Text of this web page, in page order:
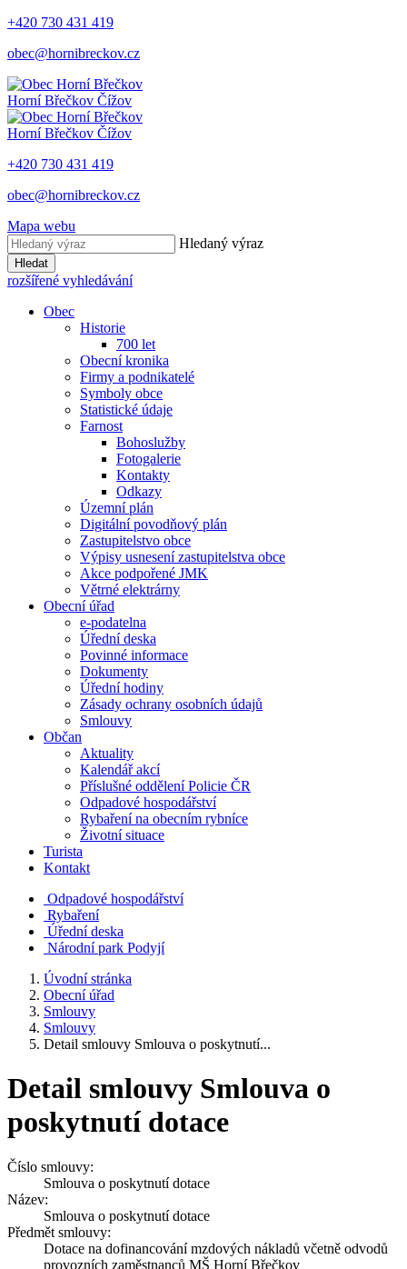
+420 730 431 419
obec@hornibreckov.cz
Horní Břečkov Čížov
Horní Břečkov Čížov
+420 730 431 419
obec@hornibreckov.cz
Mapa webu
Hledaný výraz
Hledat
rozšířené vyhledávání
Obec
Historie
700 let
Obecní kronika
Firmy a podnikatelé
Symboly obce
Statistické údaje
Farnost
Bohoslužby
Fotogalerie
Kontakty
Odkazy
Územní plán
Digitální povodňový plán
Zastupitelstvo obce
Výpisy usnesení zastupitelstva obce
Akce podpořené JMK
Větrné elektrárny
Obecní úřad
e-podatelna
Úřední deska
Povinné informace
Dokumenty
Úřední hodiny
Zásady ochrany osobních údajů
Smlouvy
Občan
Aktuality
Kalendář akcí
Příslušné oddělení Policie ČR
Odpadové hospodářství
Rybaření na obecním rybníce
Životní situace
Turista
Kontakt
Odpadové hospodářství
Rybaření
Úřední deska
Národní park Podyjí
Úvodní stránka
Obecní úřad
Smlouvy
Smlouvy
Detail smlouvy Smlouva o poskytnutí...
Detail smlouvy Smlouva o
poskytnutí dotace
Číslo smlouvy:
Smlouva o poskytnutí dotace
Název:
Smlouva o poskytnutí dotace
Předmět smlouvy:
Dotace na dofinancování mzdových nákladů včetně odvodů
provozních zaměstnanců MŠ Horní Břečkov